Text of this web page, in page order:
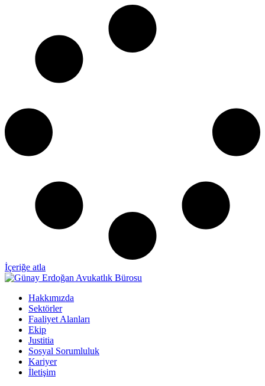
İçeriğe atla
Hakkımızda
Sektörler
Faaliyet Alanları
Ekip
Justitia
Sosyal Sorumluluk
Kariyer
İletişim